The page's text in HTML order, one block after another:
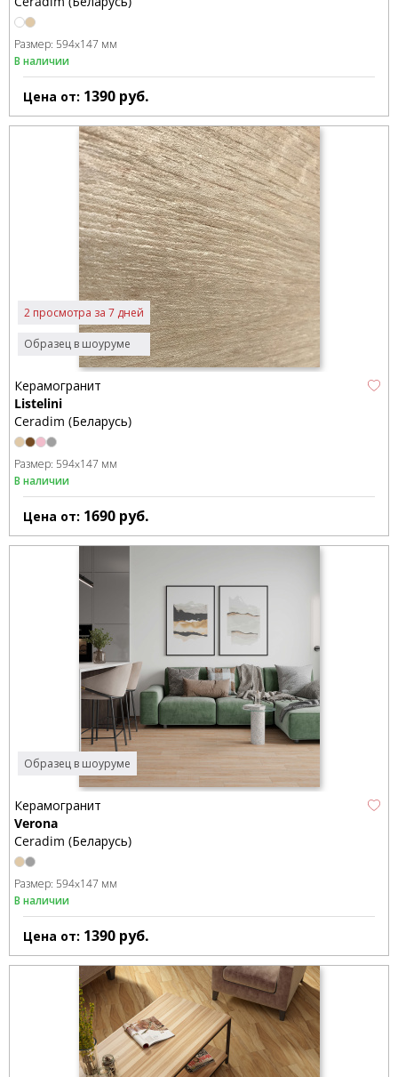
Размер: 594x147 мм
В наличии
Цена от: 1390 руб.
Образец в шоуруме
2 просмотра за 7 дней
Керамогранит
Listelini
Ceradim (Беларусь)
Размер: 594x147 мм
В наличии
Цена от: 1690 руб.
Образец в шоуруме
Керамогранит
Verona
Ceradim (Беларусь)
Размер: 594x147 мм
В наличии
Цена от: 1390 руб.